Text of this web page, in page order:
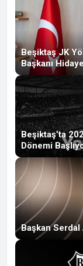
Beşiktaş JK
Başkanı
Beşiktaş’ta
Dönemi
Başkan Serdal